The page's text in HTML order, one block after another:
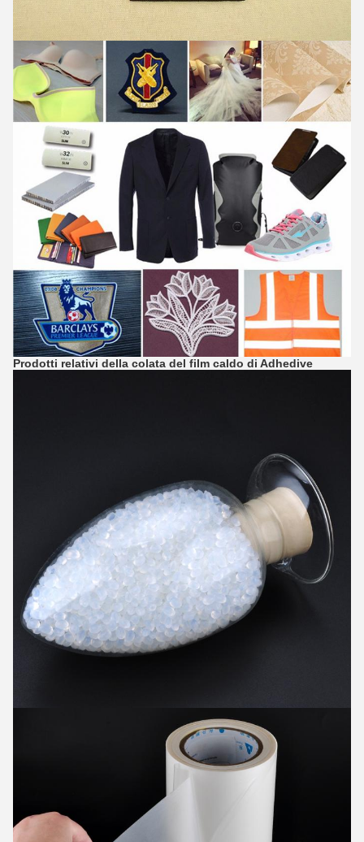
Prodotti relativi della colata del film caldo di Adhedive